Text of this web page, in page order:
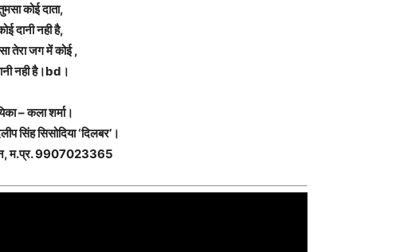
कोई दाता,
दानी नही है,
तेरा जग में कोई ,
नही है।bd।
– कला शर्मा।
सिंह सिसोदिया ‘दिलबर’।
म.प्र. 9907023365